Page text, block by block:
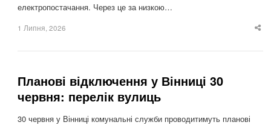
електропостачання. Через це за низкою…
1 Липня, 2026
Планові відключення у Вінниці 30
червня: перелік вулиць
30 червня у Вінниці комунальні служби проводитимуть планові